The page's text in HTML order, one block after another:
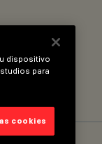
dispositivo
para
cookies